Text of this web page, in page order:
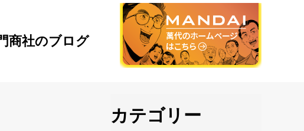
商社のブログ
カテゴリー